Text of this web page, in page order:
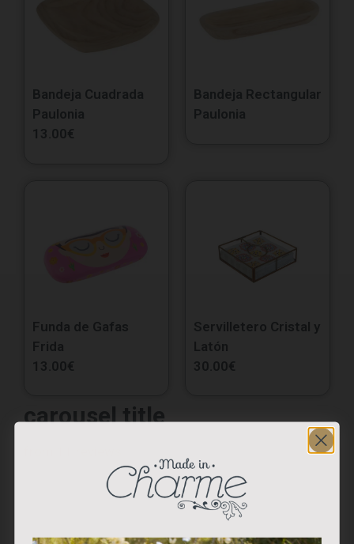
Bandeja Cuadrada
Paulonia
13.00€
Bandeja Rectangular
Paulonia
Funda de Gafas
Frida
13.00€
Servilletero Cristal y
Latón
30.00€
carousel title